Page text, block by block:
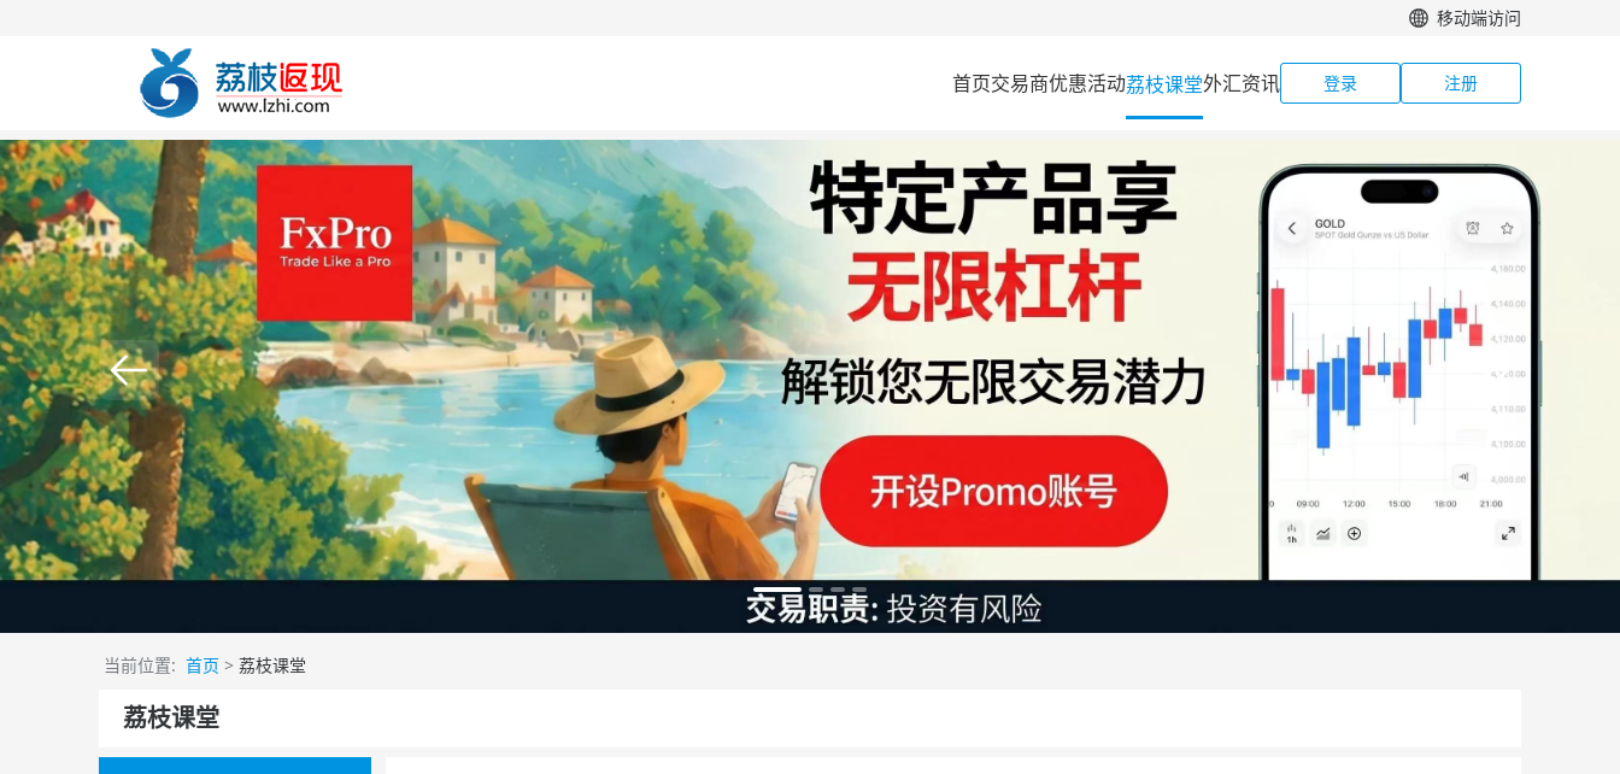
移动端访问
首页交易商优惠活动荔枝课堂外汇资讯 登录 注册
当前位置: 首页 > 荔枝课堂
荔枝课堂